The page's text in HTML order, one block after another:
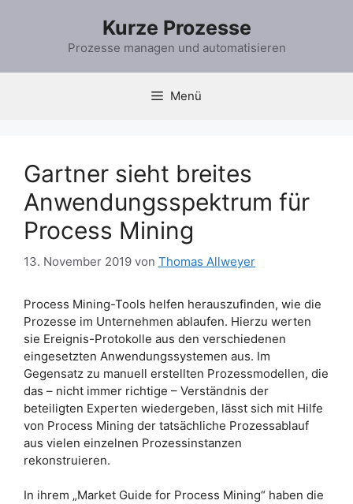
Kurze Prozesse
Prozesse managen und automatisieren
Menü
Gartner sieht breites
Anwendungsspektrum für
Process Mining
13. November 2019 von Thomas Allweyer
Process Mining-Tools helfen herauszufinden, wie die
Prozesse im Unternehmen ablaufen. Hierzu werten
sie Ereignis-Protokolle aus den verschiedenen
eingesetzten Anwendungssystemen aus. Im
Gegensatz zu manuell erstellten Prozessmodellen, die
das – nicht immer richtige – Verständnis der
beteiligten Experten wiedergeben, lässt sich mit Hilfe
von Process Mining der tatsächliche Prozessablauf
aus vielen einzelnen Prozessinstanzen
rekonstruieren.
In ihrem „Market Guide for Process Mining“ haben die